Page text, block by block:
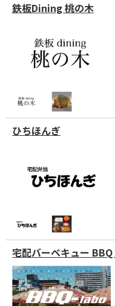
鉄板Dining 桃の木
ひちほんぎ
宅配バーベキュー